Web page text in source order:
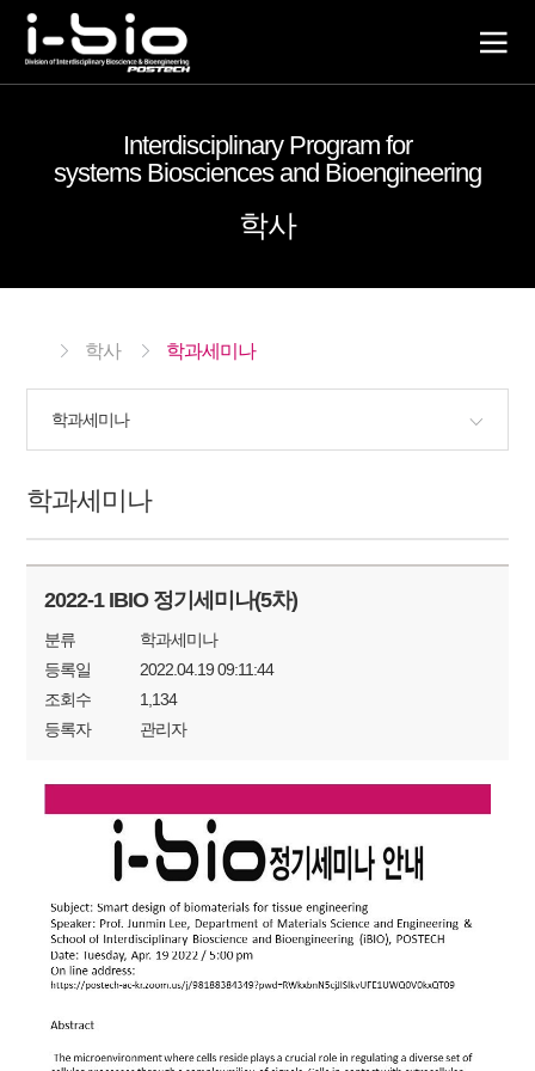
전
Interdisciplinary Program for
systems Biosciences and Bioengineering
학사
학사 학과세미나
학과세미나
학과세미나
2022-1 IBIO 정기세미나(5차)
분류
학과세미나
등록일
2022.04.19 09:11:44
조회수
1,134
등록자
관리자